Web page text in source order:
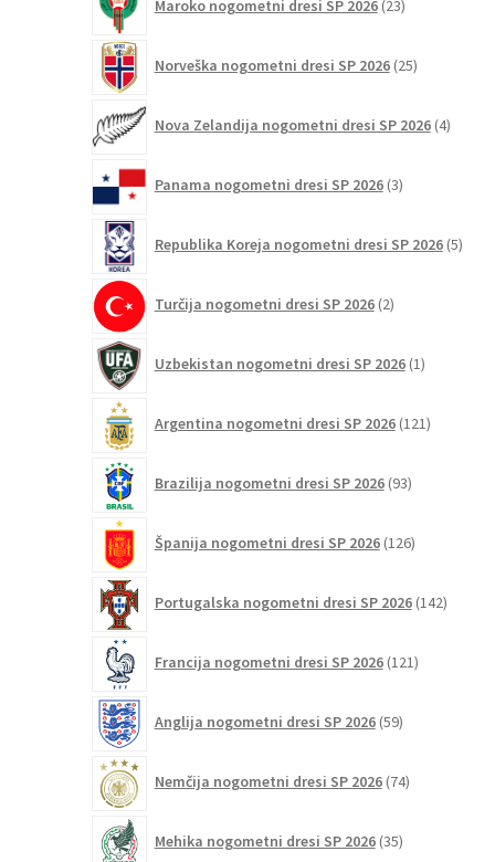
Maroko nogometni dresi SP 2026 23izdelkov
Norveška nogometni dresi SP 2026 25izdelkov
Nova Zelandija nogometni dresi SP 2026 4izdelki
Panama nogometni dresi SP 2026 3izdelki
Republika Koreja nogometni dresi SP 2026 5
Turčija nogometni dresi SP 2026 2izdelka
Uzbekistan nogometni dresi SP 2026 1izdelek
Argentina nogometni dresi SP 2026 121izdelkov
Brazilija nogometni dresi SP 2026 93izdelkov
Španija nogometni dresi SP 2026 126izdelkov
Portugalska nogometni dresi SP 2026 142
Francija nogometni dresi SP 2026 121izdelkov
Anglija nogometni dresi SP 2026 59izdelkov
Nemčija nogometni dresi SP 2026 74izdelkov
Mehika nogometni dresi SP 2026 35izdelkov